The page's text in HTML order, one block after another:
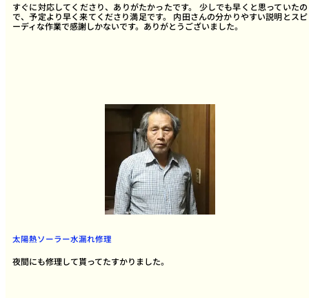
すぐに対応してくださり、ありがたかったです。 少しでも早くと思っていたの
で、予定より早く来てくださり満足です。 内田さんの分かりやすい説明とスピ
ーディな作業で感謝しかないです。ありがとうございました。
太陽熱ソーラー水漏れ修理
夜間にも修理して貰ってたすかりました。